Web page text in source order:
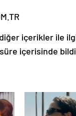
içerikler ile
içerisinde